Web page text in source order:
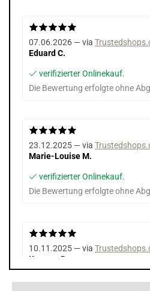
07.06.2026 — via
Eduard C.
verifizierter Onlinekauf.
Die Bewertung erfolgte ohne
23.12.2025 — via
Marie-Louise M.
verifizierter Onlinekauf.
Die Bewertung erfolgte ohne
10.11.2025 — via
Karsten B.
verifizierter Onlinekauf.